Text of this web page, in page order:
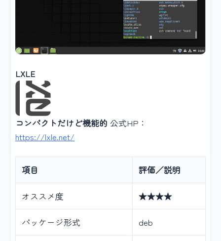
LXLE
コンパクトだけど機能的 公式HP：
https://lxle.net/
項目 評価／説明
オススメ度 ★★★★
パッケージ形式 deb